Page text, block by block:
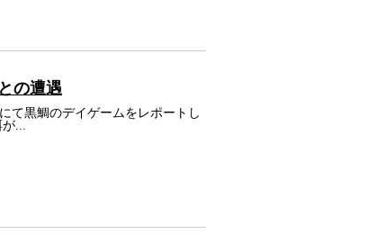
の遭遇
て黒鯛のデイゲームをレポートし
...